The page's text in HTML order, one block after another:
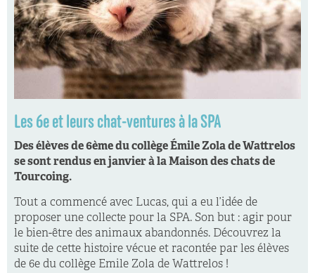
Les 6e et leurs chat-ventures à la SPA
Des élèves de 6ème du collège Émile Zola de Wattrelos
se sont rendus en janvier à la Maison des chats de
Tourcoing.
Tout a commencé avec Lucas, qui a eu l’idée de
proposer une collecte pour la SPA. Son but : agir pour
le bien-être des animaux abandonnés. Découvrez la
suite de cette histoire vécue et racontée par les élèves
de 6e du collège Emile Zola de Wattrelos !